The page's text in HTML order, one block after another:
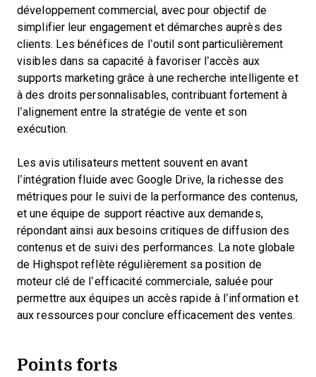
développement commercial, avec pour objectif de
simplifier leur engagement et démarches auprès des
clients. Les bénéfices de l’outil sont particulièrement
visibles dans sa capacité à favoriser l’accès aux
supports marketing grâce à une recherche intelligente et
à des droits personnalisables, contribuant fortement à
l’alignement entre la stratégie de vente et son
exécution.
Les avis utilisateurs mettent souvent en avant
l’intégration fluide avec Google Drive, la richesse des
métriques pour le suivi de la performance des contenus,
et une équipe de support réactive aux demandes,
répondant ainsi aux besoins critiques de diffusion des
contenus et de suivi des performances. La note globale
de Highspot reflète régulièrement sa position de
moteur clé de l’efficacité commerciale, saluée pour
permettre aux équipes un accès rapide à l’information et
aux ressources pour conclure efficacement des ventes.
Points forts